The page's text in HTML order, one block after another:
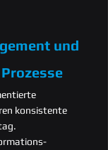
und
konsistente